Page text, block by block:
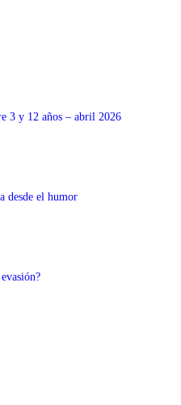
3 y 12 años – abril 2026
desde el humor